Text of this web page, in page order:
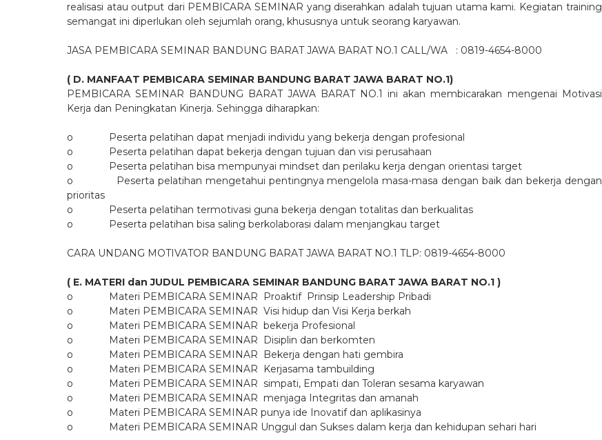
realisasi atau output dari PEMBICARA SEMINAR yang diserahkan adalah tujuan utama kami. Kegiatan training
semangat ini diperlukan oleh sejumlah orang, khususnya untuk seorang karyawan.
JASA PEMBICARA SEMINAR BANDUNG BARAT JAWA BARAT NO.1 CALL/WA : 0819-4654-8000
( D. MANFAAT PEMBICARA SEMINAR BANDUNG BARAT JAWA BARAT NO.1)
PEMBICARA SEMINAR BANDUNG BARAT JAWA BARAT NO.1 ini akan membicarakan mengenai Motivasi
Kerja dan Peningkatan Kinerja. Sehingga diharapkan:
o
Peserta pelatihan dapat menjadi individu yang bekerja dengan profesional
o
Peserta pelatihan dapat bekerja dengan tujuan dan visi perusahaan
o
Peserta pelatihan bisa mempunyai mindset dan perilaku kerja dengan orientasi target
o
Peserta pelatihan mengetahui pentingnya mengelola masa-masa dengan baik dan bekerja dengan
prioritas
o
Peserta pelatihan termotivasi guna bekerja dengan totalitas dan berkualitas
o
Peserta pelatihan bisa saling berkolaborasi dalam menjangkau target
CARA UNDANG MOTIVATOR BANDUNG BARAT JAWA BARAT NO.1 TLP: 0819-4654-8000
( E. MATERI dan JUDUL PEMBICARA SEMINAR BANDUNG BARAT JAWA BARAT NO.1 )
o
Materi PEMBICARA SEMINAR Proaktif Prinsip Leadership Pribadi
o
Materi PEMBICARA SEMINAR Visi hidup dan Visi Kerja berkah
o
Materi PEMBICARA SEMINAR bekerja Profesional
o
Materi PEMBICARA SEMINAR
Disiplin dan berkomten
o
Materi PEMBICARA SEMINAR
Bekerja dengan hati gembira
o
Materi PEMBICARA SEMINAR
Kerjasama tambuilding
o
Materi PEMBICARA SEMINAR simpati, Empati dan Toleran sesama karyawan
o
Materi PEMBICARA SEMINAR menjaga Integritas dan amanah
o
Materi PEMBICARA SEMINAR punya ide Inovatif dan aplikasinya
o
Materi PEMBICARA SEMINAR Unggul dan Sukses dalam kerja dan kehidupan sehari hari